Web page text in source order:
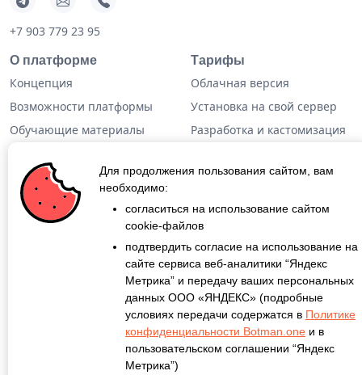
+7 903 779 23 95
О платформе
Концепция
Возможности платформы
Обучающие материалы
Дополнительная
информация
Тарифы
Облачная версия
Установка на свой сервер
Разработка и кастомизация
Для продолжения пользования сайтом, вам
необходимо:
согласиться на использование сайтом
cookie-файлов
подтвердить согласие на использование на
сайте сервиса веб-аналитики “Яндекс
Метрика” и передачу ваших персональных
данных ООО «ЯНДЕКС» (подробные
условиях передачи содержатся в Политике
конфиденциальности Botman.one и в
пользовательском соглашении “Яндекс
Метрика”)